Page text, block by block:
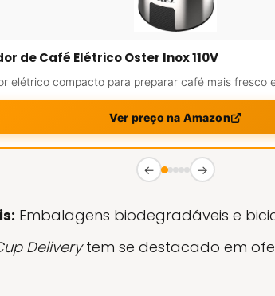
de Café Elétrico Oster Inox 110V
elétrico compacto para preparar café mais fresco
Ver preço na Amazon
← →
Embalagens biodegradáveis e
Deliverytem se destacado em